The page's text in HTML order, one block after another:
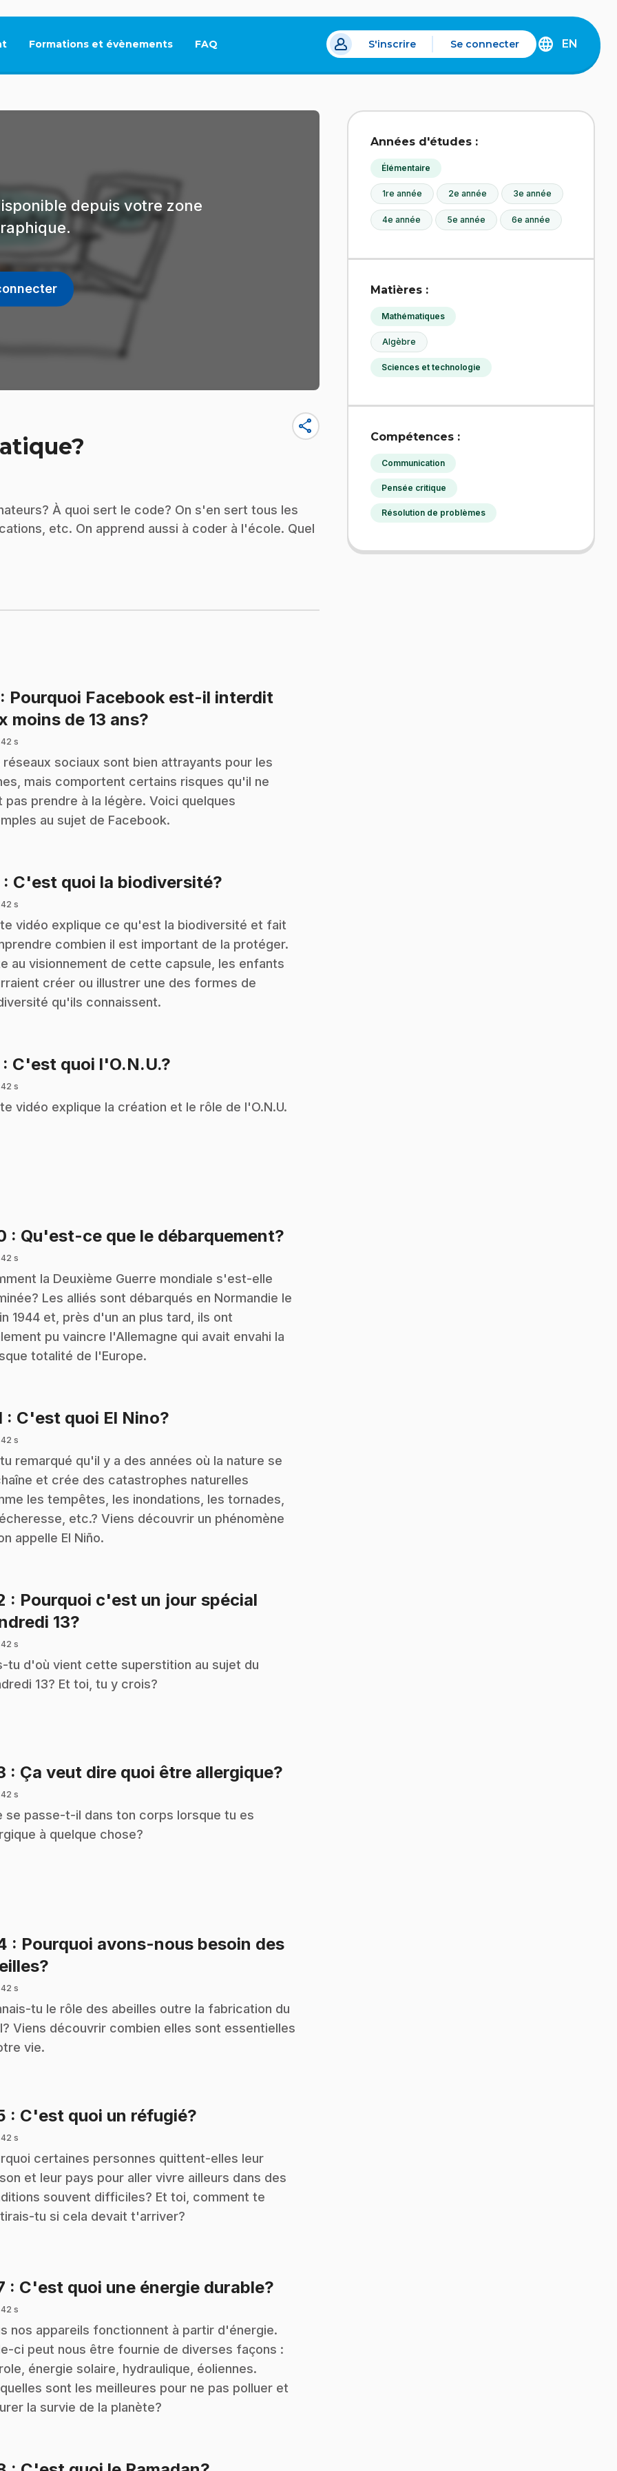
Formations et évènements FAQ
Ce lien s'ouvrira dans un nouvel onglet.
S'inscrire Se connecter
DISCOVER
EN
depuis votre zone
share
À quoi sert le code? On s'en sert tous les
etc. On apprend aussi à coder à l'école. Quel
: Pourquoi Facebook est-il interdit
moins de 13 ans?
42 s
réseaux sociaux sont bien attrayants pour les
mais comportent certains risques qu'il ne
pas prendre à la légère. Voici quelques
au sujet de Facebook.
: C'est quoi la biodiversité?
42 s
vidéo explique ce qu'est la biodiversité et fait
combien il est important de la protéger.
au visionnement de cette capsule, les enfants
créer ou illustrer une des formes de
qu'ils connaissent.
: C'est quoi l'O.N.U.?
42 s
vidéo explique la création et le rôle de l'O.N.U.
: Qu'est-ce que le débarquement?
42 s
la Deuxième Guerre mondiale s'est-elle
Les alliés sont débarqués en Normandie le
1944 et, près d'un an plus tard, ils ont
pu vaincre l'Allemagne qui avait envahi la
totalité de l'Europe.
: C'est quoi El Nino?
42 s
remarqué qu'il y a des années où la nature se
et crée des catastrophes naturelles
les tempêtes, les inondations, les tornades,
etc.? Viens découvrir un phénomène
appelle El Niño.
: Pourquoi c'est un jour spécial
13?
42 s
tu d'où vient cette superstition au sujet du
13? Et toi, tu y crois?
: Ça veut dire quoi être allergique?
42 s
se passe-t-il dans ton corps lorsque tu es
à quelque chose?
: Pourquoi avons-nous besoin des
42 s
tu le rôle des abeilles outre la fabrication du
Viens découvrir combien elles sont essentielles
vie.
: C'est quoi un réfugié?
42 s
certaines personnes quittent-elles leur
et leur pays pour aller vivre ailleurs dans des
souvent difficiles? Et toi, comment te
tu si cela devait t'arriver?
: C'est quoi une énergie durable?
42 s
nos appareils fonctionnent à partir d'énergie.
ci peut nous être fournie de diverses façons :
énergie solaire, hydraulique, éoliennes.
sont les meilleures pour ne pas polluer et
la survie de la planète?
Années d'études :
Élémentaire
1re année 2e année 3e année
4e année 5e année 6e année
Matières :
Mathématiques
Algèbre
Sciences et technologie
Compétences :
Communication
Pensée critique
Résolution de problèmes